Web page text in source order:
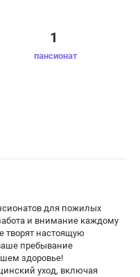
1
пансионат
для пожилых
и внимание каждому
творят настоящую
пребывание
здоровье!
уход, включая